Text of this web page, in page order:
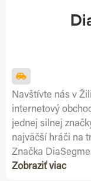
Navštívte nás v
internetový
jednej silnej
najväčší hráči na
Značka
Zobraziť viac